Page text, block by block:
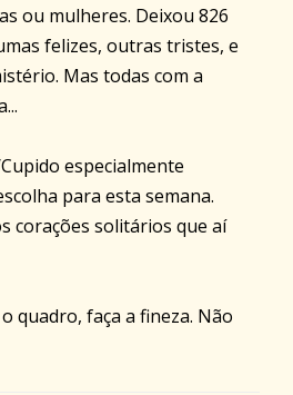
ou mulheres. Deixou 826
felizes, outras tristes, e
Mas todas com a
especialmente
para esta semana.
corações solitários que aí
quadro, faça a fineza. Não